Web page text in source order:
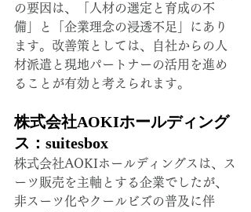
の要因は、「人材の選定と育成の不
備」と「企業理念の浸透不足」にあり
ます。改善策としては、自社からの人
材派遣と現地パートナーの活用を進め
ることが有効と考えられます。
株式会社AOKIホールディング
ス：suitesbox
株式会社AOKIホールディングスは、ス
ーツ販売を主軸とする企業でしたが、
非スーツ化やクールビズの普及に伴